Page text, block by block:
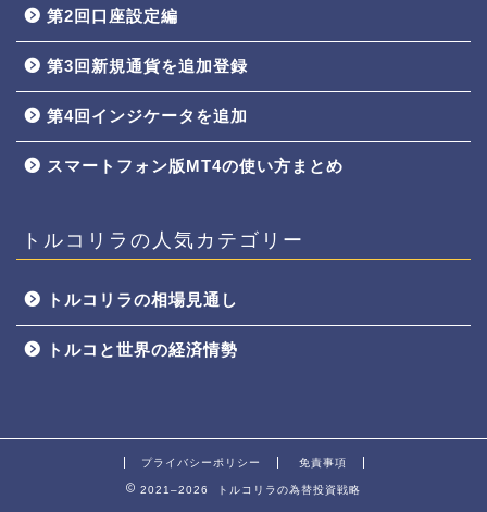
第2回口座設定編
第3回新規通貨を追加登録
第4回インジケータを追加
スマートフォン版MT4の使い方まとめ
トルコリラの人気カテゴリー
トルコリラの相場見通し
トルコと世界の経済情勢
プライバシーポリシー 免責事項
2021–2026 トルコリラの為替投資戦略